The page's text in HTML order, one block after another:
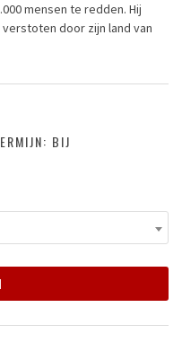
mensen te redden. Hij
door zijn land van
BIJ